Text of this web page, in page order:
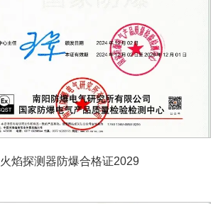
火焰探测器防爆合格证2029